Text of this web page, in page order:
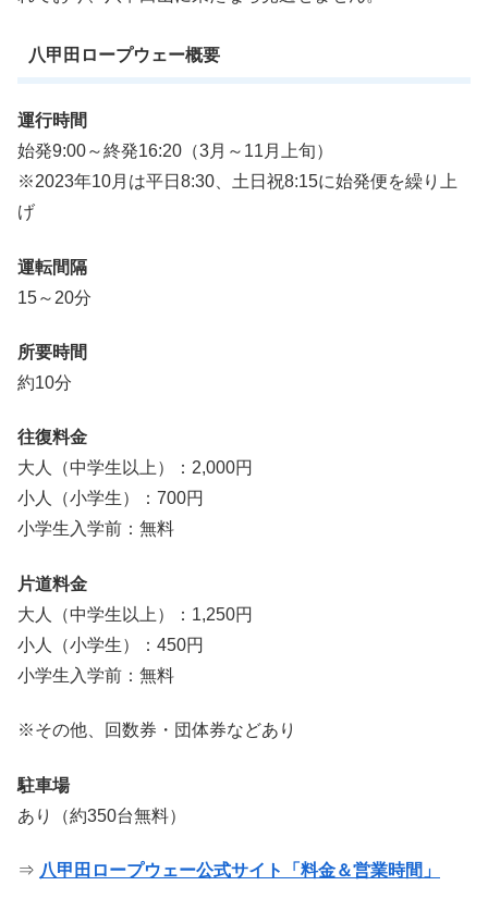
八甲田ロープウェー概要
運行時間
始発9:00～終発16:20（3月～11月上旬）
※2023年10月は平日8:30、土日祝8:15に始発便を繰り上
げ
運転間隔
15～20分
所要時間
約10分
往復料金
大人（中学生以上）：2,000円
小人（小学生）：700円
小学生入学前：無料
片道料金
大人（中学生以上）：1,250円
小人（小学生）：450円
小学生入学前：無料
※その他、回数券・団体券などあり
駐車場
あり（約350台無料）
⇒ 八甲田ロープウェー公式サイト「料金＆営業時間」